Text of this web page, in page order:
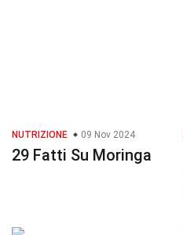
NUTRIZIONE 09 Nov 2024
29 Fatti Su Moringa